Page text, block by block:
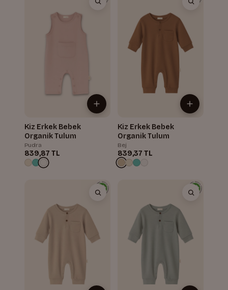
Kiz Erkek Bebek
Organik Tulum
Pudra
839,87 TL
Kiz Erkek Bebek
Organik Tulum
Bej
839,37 TL